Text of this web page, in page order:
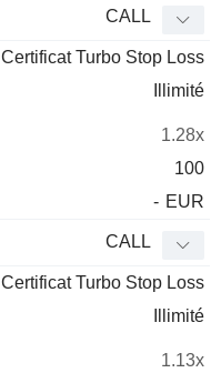
CALL
Certificat Turbo Stop Loss
Illimité
1.28x
100
- EUR
CALL
Certificat Turbo Stop Loss
Illimité
1.13x